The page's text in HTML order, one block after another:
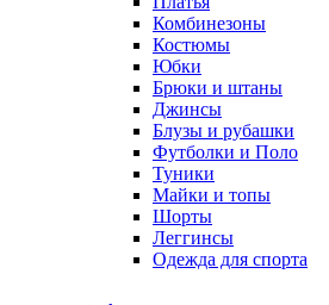
Комбинезоны
Костюмы
Юбки
Брюки и штаны
Джинсы
Блузы и рубашки
Футболки и Поло
Туники
Майки и топы
Шорты
Леггинсы
Одежда для спорта